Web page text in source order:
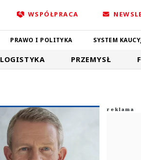
WSPÓŁPRACA
PRAWO I POLITYKA SYSTEM
LOGISTYKA PRZEMYSŁ